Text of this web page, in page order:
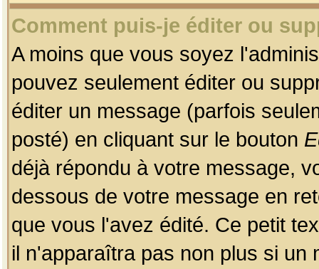
Comment puis-je éditer ou
A moins que vous soyez
pouvez seulement éditer ou
éditer un message (parfois
posté) en cliquant sur le bouton
déjà répondu à votre message,
dessous de votre message en
que vous l'avez édité. Ce petit
il n'apparaîtra pas non plus si un